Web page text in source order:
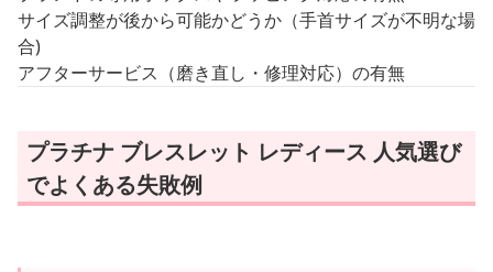
サイズ調整が後から可能かどうか（手首サイズが不明な場
合)
アフターサービス（磨き直し・修理対応）の有無
プラチナ ブレスレット レディース 人気選び
でよくある失敗例